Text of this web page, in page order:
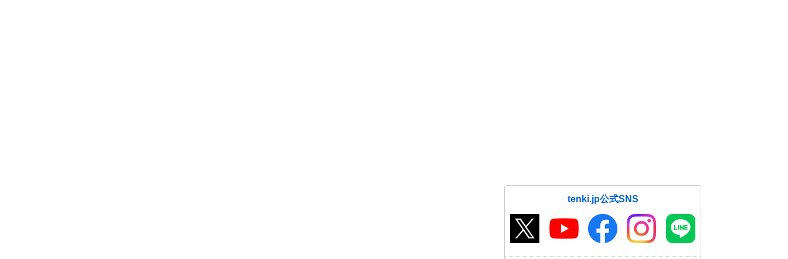
tenki.jp公式SNS